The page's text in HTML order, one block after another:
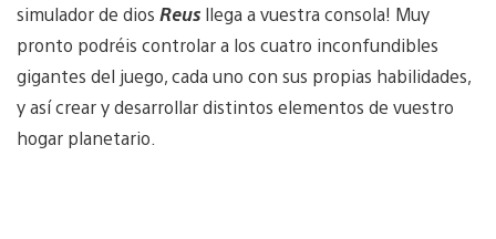
simulador de dios Reus llega a vuestra consola! Muy
pronto podréis controlar a los cuatro inconfundibles
gigantes del juego, cada uno con sus propias habilidades,
y así crear y desarrollar distintos elementos de vuestro
hogar planetario.